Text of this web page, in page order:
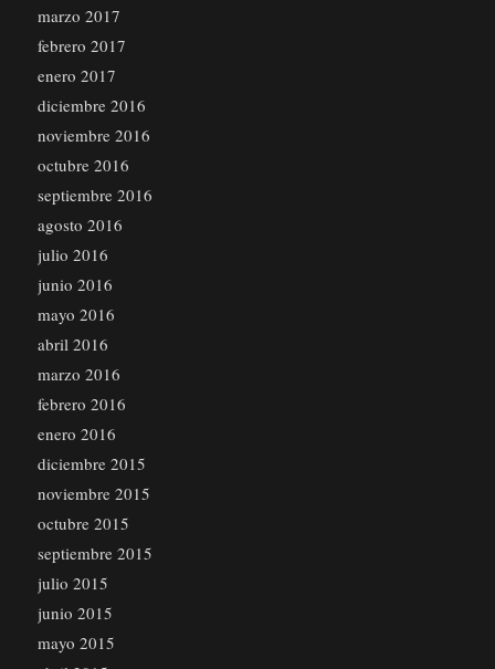
marzo 2017
febrero 2017
enero 2017
diciembre 2016
noviembre 2016
octubre 2016
septiembre 2016
agosto 2016
julio 2016
junio 2016
mayo 2016
abril 2016
marzo 2016
febrero 2016
enero 2016
diciembre 2015
noviembre 2015
octubre 2015
septiembre 2015
julio 2015
junio 2015
mayo 2015